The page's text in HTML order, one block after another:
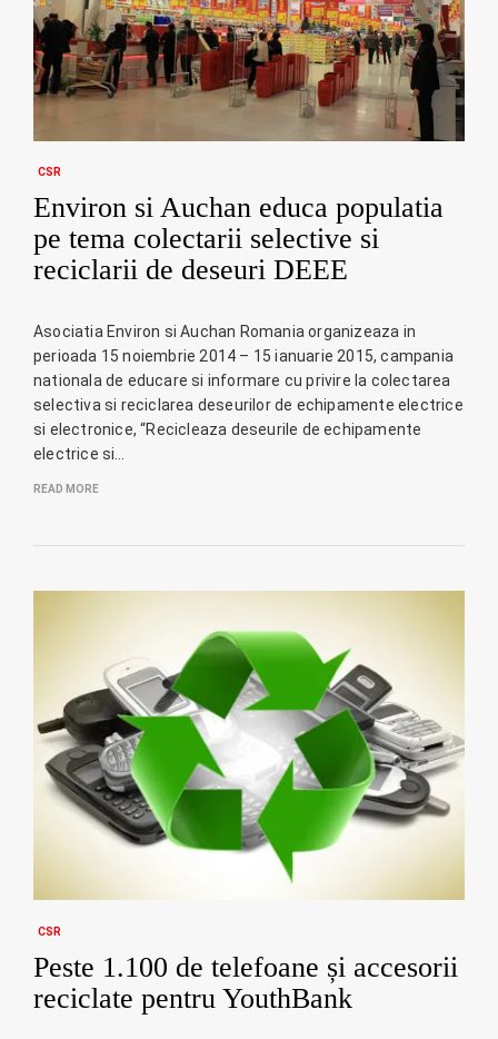
CSR
Environ si Auchan educa populatia
pe tema colectarii selective si
reciclarii de deseuri DEEE
Asociatia Environ si Auchan Romania organizeaza in
perioada 15 noiembrie 2014 – 15 ianuarie 2015, campania
nationala de educare si informare cu privire la colectarea
selectiva si reciclarea deseurilor de echipamente electrice
si electronice, “Recicleaza deseurile de echipamente
electrice si…
READ MORE
CSR
Peste 1.100 de telefoane și accesorii
reciclate pentru YouthBank